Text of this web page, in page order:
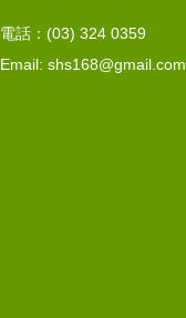
電話：(03) 324 0359
Email: shs168@gmail.com